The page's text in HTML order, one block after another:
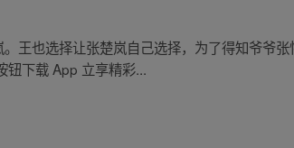
王也选择让张楚岚自己选择，为了得知爷爷
钮下载 App 立享精彩...